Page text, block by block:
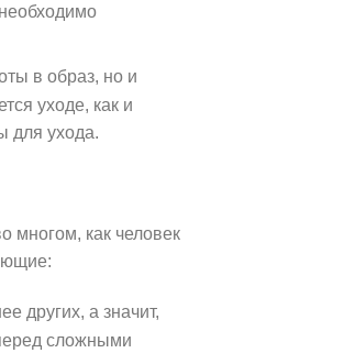
в образ, но и
уходе, как и
для ухода.
многом, как человек
других, а значит,
сложными